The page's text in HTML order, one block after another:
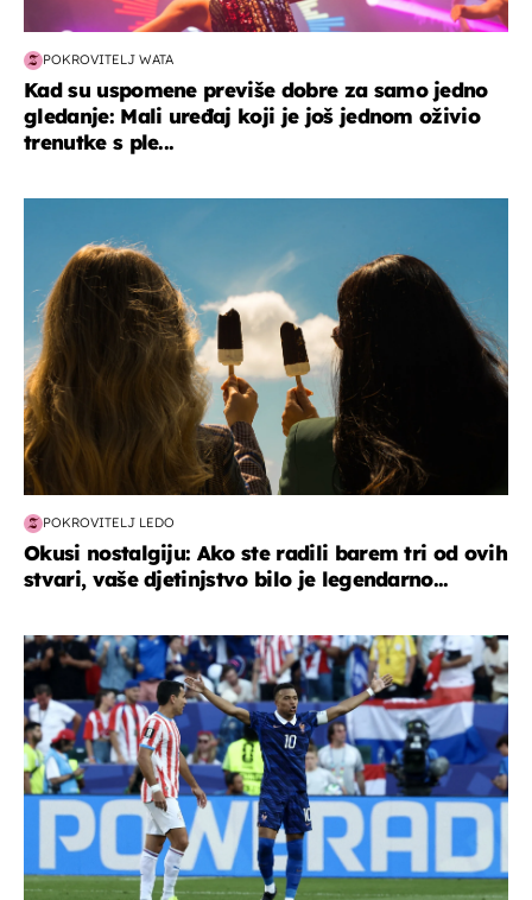
POKROVITELJ WATA
Kad su uspomene previše dobre za samo jedno
gledanje: Mali uređaj koji je još jednom oživio
trenutke s ple...
POKROVITELJ LEDO
Okusi nostalgiju: Ako ste radili barem tri od ovih
stvari, vaše djetinjstvo bilo je legendarno...
svjetsko prvenstvo 2026